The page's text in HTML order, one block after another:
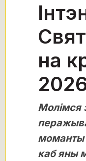
на
Молімся
моманты
каб яны